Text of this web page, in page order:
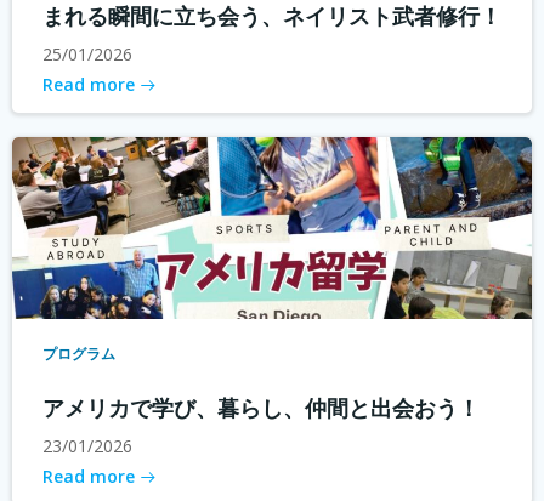
まれる瞬間に立ち会う、ネイリスト武者修行！
25/01/2026
Read more
プログラム
アメリカで学び、暮らし、仲間と出会おう！
23/01/2026
Read more